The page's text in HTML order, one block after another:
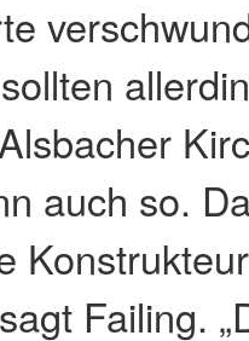
auch so.
Failing.